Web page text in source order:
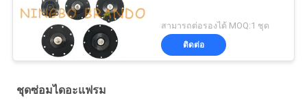
สามารถต่อรองได้ MOQ:1 ชุด
ติดต่อ
ชุดซ่อมไดอะแฟรม